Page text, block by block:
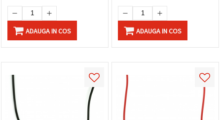
ADAUGA IN COS ADAUGA IN COS